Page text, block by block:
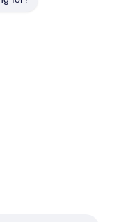
industrial de